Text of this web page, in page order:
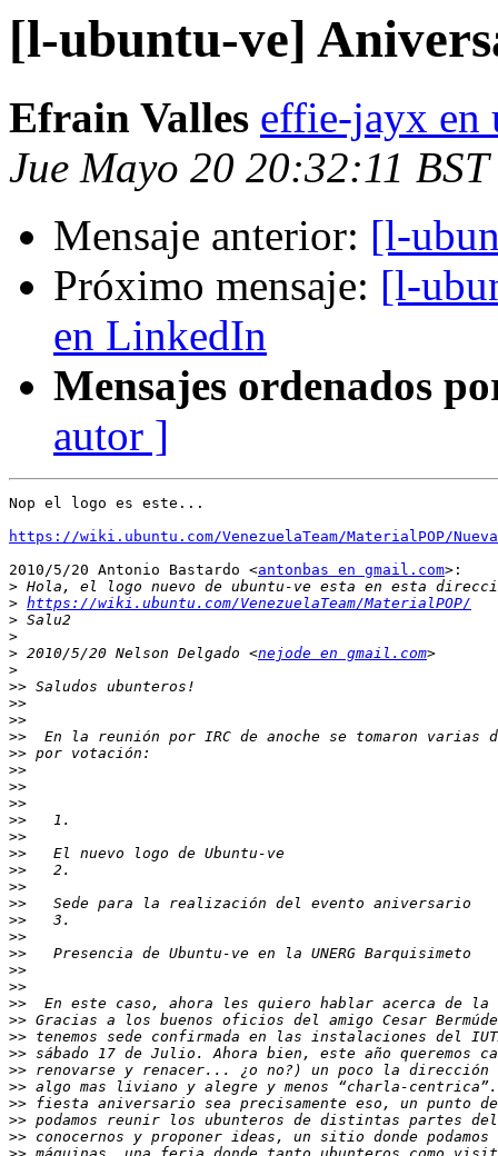
[l-ubuntu-ve]
Efrain Valles effie-jayx en
Jue Mayo 20 20:32:11
Mensaje anterior: [l-
Próximo mensaje: [l-
en LinkedIn
Mensajes ordenados
autor ]
Nop el logo es este...
https://wiki.ubuntu.com/VenezuelaTeam/MaterialPOP/
2010/5/20 Antonio Bastardo <antonbas en gmail.com>:
>
> https://wiki.ubuntu.com/VenezuelaTeam/MaterialPOP/
>
>
> 2010/5/20 Nelson Delgado <nejode en gmail.com
>
>>
>>
>>
>>
>>
>>
>>
>>
>>
>>
>>
>>
>>
>>
>>
>>
>>
>>
>>
>>
>>
>>
>>
>>
>>
>>
>>
>>